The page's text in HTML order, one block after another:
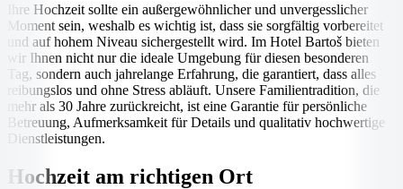
Ihre Hochzeit sollte ein außergewöhnlicher und unvergesslicher
Moment sein, weshalb es wichtig ist, dass sie sorgfältig vorbereitet
und auf hohem Niveau sichergestellt wird. Im Hotel Bartoš bieten
wir Ihnen nicht nur die ideale Umgebung für diesen besonderen
Tag, sondern auch jahrelange Erfahrung, die garantiert, dass alles
reibungslos und ohne Stress abläuft. Unsere Familientradition, die
mehr als 30 Jahre zurückreicht, ist eine Garantie für persönliche
Betreuung, Aufmerksamkeit für Details und qualitativ hochwertige
Dienstleistungen.
Hochzeit am richtigen Ort